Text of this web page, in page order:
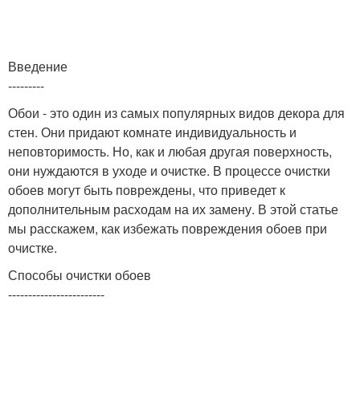
Введение
---------
Обои - это один из самых популярных видов декора для
стен. Они придают комнате индивидуальность и
неповторимость. Но, как и любая другая поверхность,
они нуждаются в уходе и очистке. В процессе очистки
обоев могут быть повреждены, что приведет к
дополнительным расходам на их замену. В этой статье
мы расскажем, как избежать повреждения обоев при
очистке.
Способы очистки обоев
------------------------